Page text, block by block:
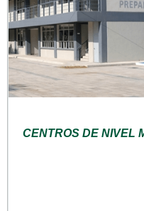
CENTROS DE NIVEL